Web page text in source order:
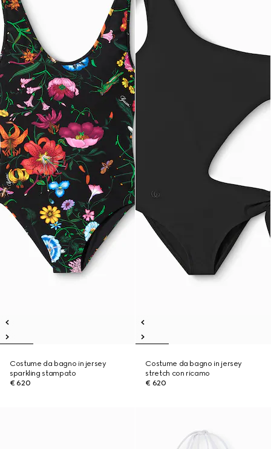
Costume da bagno in jersey
sparkling stampato
€ 620
Costume da bagno in jersey
stretch con ricamo
€ 620